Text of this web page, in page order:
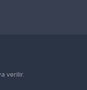
verilir.